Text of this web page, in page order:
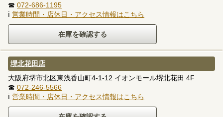
☎ 072-686-1195
ℹ 営業時間・店休日・アクセス情報はこちら
堺北花田店
大阪府堺市北区東浅香山町4-1-12 イオンモール堺北花田 4F
☎ 072-246-5566
ℹ 営業時間・店休日・アクセス情報はこちら